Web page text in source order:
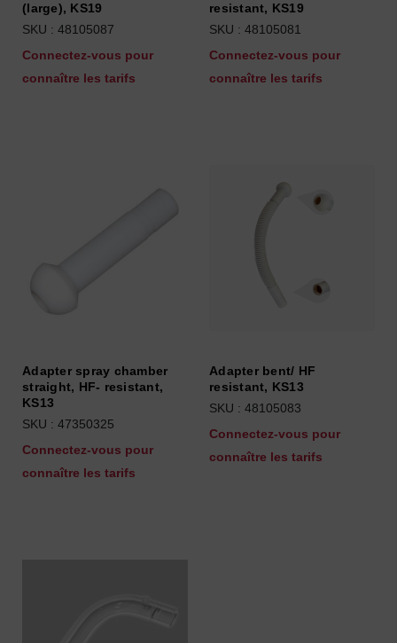
(large), KS19
SKU : 48105087
Connectez-vous pour
connaître les tarifs
resistant, KS19
SKU : 48105081
Connectez-vous pour
connaître les tarifs
Adapter spray chamber
straight, HF- resistant,
KS13
SKU : 47350325
Connectez-vous pour
connaître les tarifs
Adapter bent/ HF
resistant, KS13
SKU : 48105083
Connectez-vous pour
connaître les tarifs